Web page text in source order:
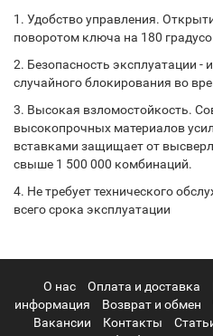
1. Удобство управления.
поворотом ключа на 180
2. Безопасность эксплуатации -
случайного блокирования во
3. Высокая взломостойкость.
высокопрочных материалов
вставками защищает от
свыше 1 500 000 комбинаций.
4. Не требует технического
всего срока эксплуатации
О нас Оплата и доставка
информация
Возврат и обмен
Вакансии
Контакты